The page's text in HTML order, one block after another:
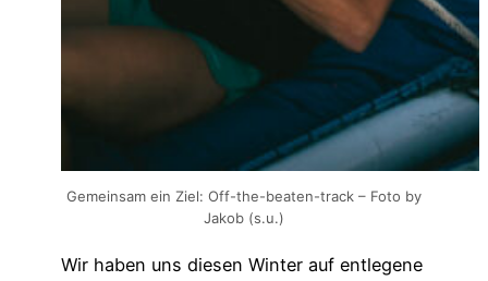
Gemeinsam ein Ziel: Off-the-beaten-track – Foto by
Jakob (s.u.)
Wir haben uns diesen Winter auf entlegene